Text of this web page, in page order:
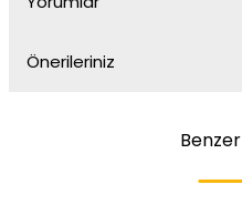
Önerileriniz
Benzer